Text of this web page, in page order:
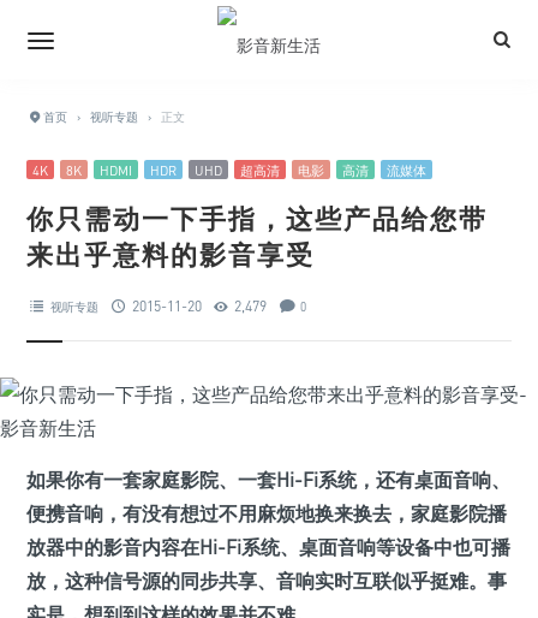
首页 › 视听专题 › 正文
4K 8K HDMI HDR UHD 超高清 电影 高清 流媒体
你只需动一下手指，这些产品给您带
来出乎意料的影音享受
视听专题 2015-11-20 2,479 0
如果你有一套家庭影院、一套Hi-Fi系统，还有桌面音响、
便携音响，有没有想过不用麻烦地换来换去，家庭影院播
放器中的影音内容在Hi-Fi系统、桌面音响等设备中也可播
放，这种信号源的同步共享、音响实时互联似乎挺难。事